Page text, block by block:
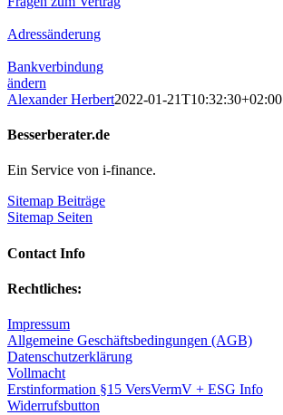
Adressänderung
Bankverbindung
ändern
Alexander Herbert2022-01-21T10:32:30+02:00
Besserberater.de
Ein Service von i-finance.
Sitemap Beiträge
Sitemap Seiten
Contact Info
Rechtliches:
Impressum
Allgemeine Geschäftsbedingungen (AGB)
Datenschutzerklärung
Vollmacht
Erstinformation §15 VersVermV + ESG Info
Widerrufsbutton